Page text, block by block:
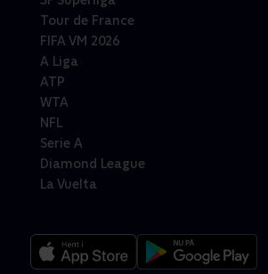
Tour de France
FIFA VM 2026
A Liga
ATP
WTA
NFL
Serie A
Diamond League
La Vuelta